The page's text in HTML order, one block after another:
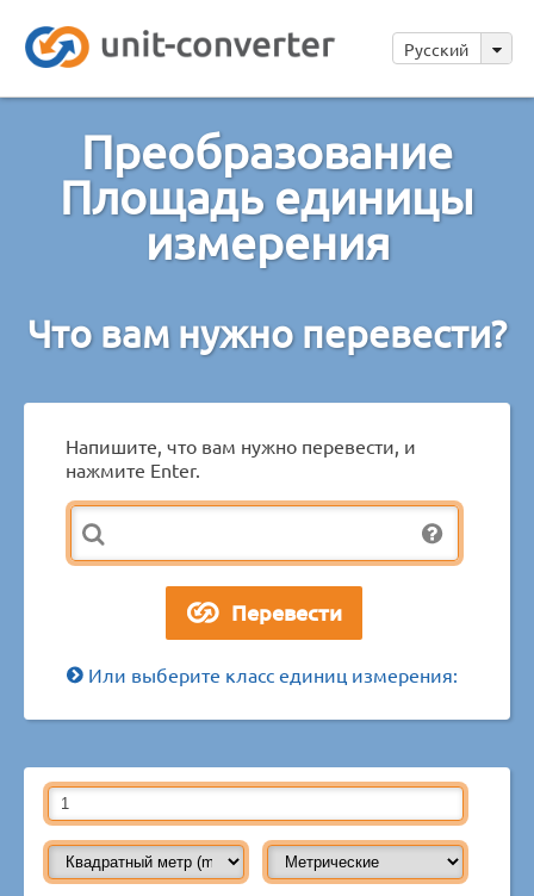
Русский
Преобразование
Площадь единицы
измерения
Что вам нужно перевести?
Напишите, что вам нужно перевести, и
нажмите Enter.
Или выберите класс единиц измерения: